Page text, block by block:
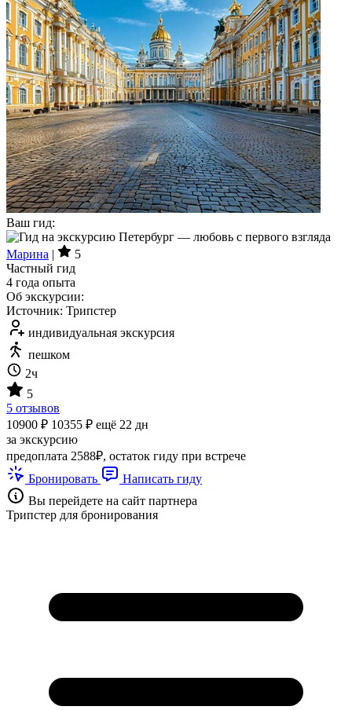
Ваш гид:
Марина |
5
Частный гид
4 года опыта
Об экскурсии:
Источник: Трипстер
индивидуальная экскурсия
пешком
2ч
5
5 отзывов
10900 ₽ 10355 ₽ ещё 22 дн
за экскурсию
предоплата 2588₽, остаток гиду при встрече
Бронировать
Написать гиду
Вы перейдете на сайт партнера
Трипстер для бронирования